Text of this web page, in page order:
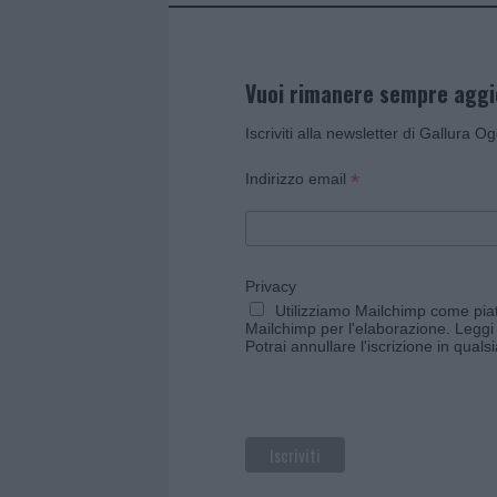
Vuoi rimanere sempre
Iscriviti alla newsletter di Gallura
Indirizzo email *
Privacy
Utilizziamo Mailchimp come
Mailchimp per l'elaborazione.
Potrai annullare l'iscrizione in